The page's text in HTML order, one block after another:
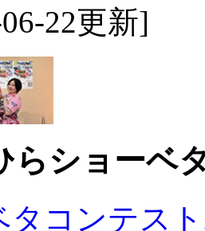
22更新]
らショーベ
タコンテス